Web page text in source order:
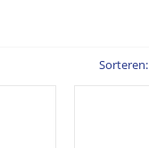
Sorteren: